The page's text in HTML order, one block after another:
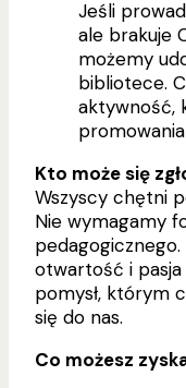
Jeśli
ale brakuje
możemy
bibliotece.
aktywność,
Kto może się
Wszyscy chętni
Nie wymagamy
pedagogicznego.
otwartość i pasja
pomysł, którym
się do nas.
Co możesz